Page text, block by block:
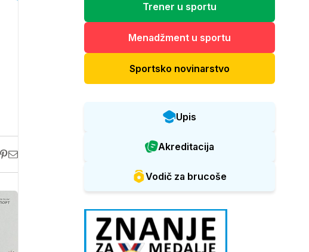
Trener u sportu
Menadžment u sportu
Sportsko novinarstvo
Upis
Akreditacija
Vodič za brucoše